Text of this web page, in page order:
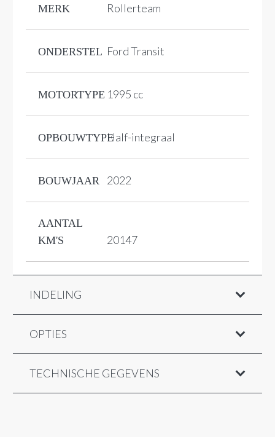
MERK Rollerteam
ONDERSTEL Ford Transit
MOTORTYPE 1995 cc
OPBOUWTYPEHalf-integraal
BOUWJAAR 2022
AANTAL
KM'S
20147
INDELING
OPTIES
TECHNISCHE GEGEVENS